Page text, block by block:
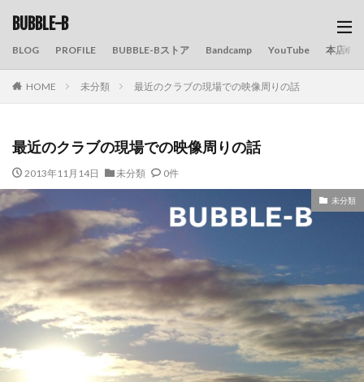
BUBBLE-B
BLOG PROFILE BUBBLE-Bストア Bandcamp YouTube 本店の旅
HOME 未分類 最近のクラブの現場での映像周りの話
最近のクラブの現場での映像周りの話
2013年11月14日 未分類 0件
未分類